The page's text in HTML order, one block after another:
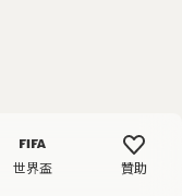
世界盃 贊助